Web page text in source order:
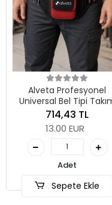
Alveta Profesyonel
Universal Bel Tipi
Kemeri Elektrikçi Sucu
Kalıpçı El Aletleri Çantası
8684250505
714,43 TL
13.00 EUR
Adet
Sepete Ekle